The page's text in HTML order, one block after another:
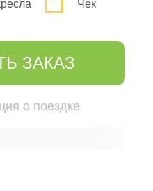
Чек
ЗАКАЗ
о поездке